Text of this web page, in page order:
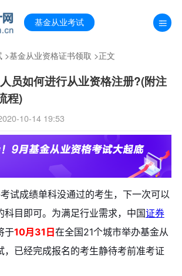
基金从业考试
>基金从业资格证书领取 >正文
员如何进行从业资格注册?(附注
程)
10-14 19:53
试成绩单科没通过的考生，下一次可以
科目即可。为满足行业需求，中国证券
于10月31日在全国21个城市举办基金从
，已经完成报名的考生静待考前准考证